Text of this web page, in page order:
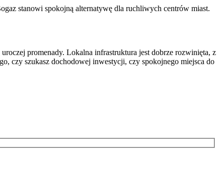
stanowi spokojną alternatywę dla ruchliwych centrów miast.
promenady. Lokalna infrastruktura jest dobrze rozwinięta, z
czy szukasz dochodowej inwestycji, czy spokojnego miejsca do